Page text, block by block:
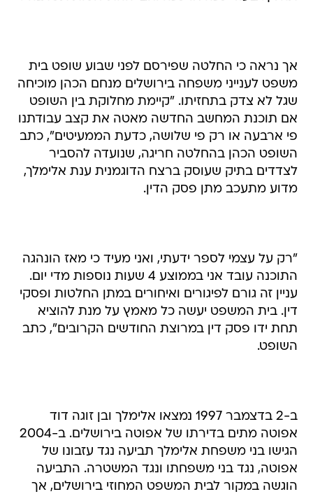
שגל לא צדק בתחזיתו. "קיימת מחלוקת בין השופט
אם תוכנת המחשב החדשה מאטה את קצב עבודתנו
פי ארבעה או רק פי שלושה, כדעת הממעיטים", כתב
השופט הכהן בהחלטה חריגה, שנועדה להסביר
לצדדים בתיק שעוסק ברצח הדוגמנית ענת אלימלך,
מדוע מתעכב מתן פסק הדין.
עניין זה גורם לפיגורים ואיחורים במתן החלטות ופסקי
דין. בית המשפט יעשה כל מאמץ על מנת להוציא
תחת ידו פסק דין במרוצת החודשים הקרובים", כתב
השופט.
הגישו בני משפחת אלימלך תביעה נגד עזבונו של
אפוטה, נגד בני משפחתו ונגד המשטרה. התביעה
הוגשה במקור לבית המשפט המחוזי בירושלים, אך
הועברה לבית המשפט לענייני משפחה ב-2005,
והיא ממתינה עדיין לפסק דין.